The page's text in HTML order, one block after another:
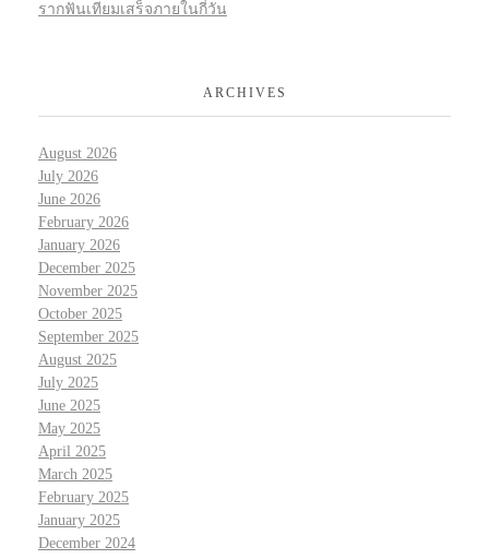
รากฟันเทียมเสร็จภายในกี่วัน
ARCHIVES
August 2026
July 2026
June 2026
February 2026
January 2026
December 2025
November 2025
October 2025
September 2025
August 2025
July 2025
June 2025
May 2025
April 2025
March 2025
February 2025
January 2025
December 2024